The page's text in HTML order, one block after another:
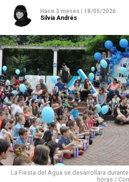
Hace 3 meses
18/05/2026
Silvia Andrés
La Fiesta del Agua se desarrollara
horas /